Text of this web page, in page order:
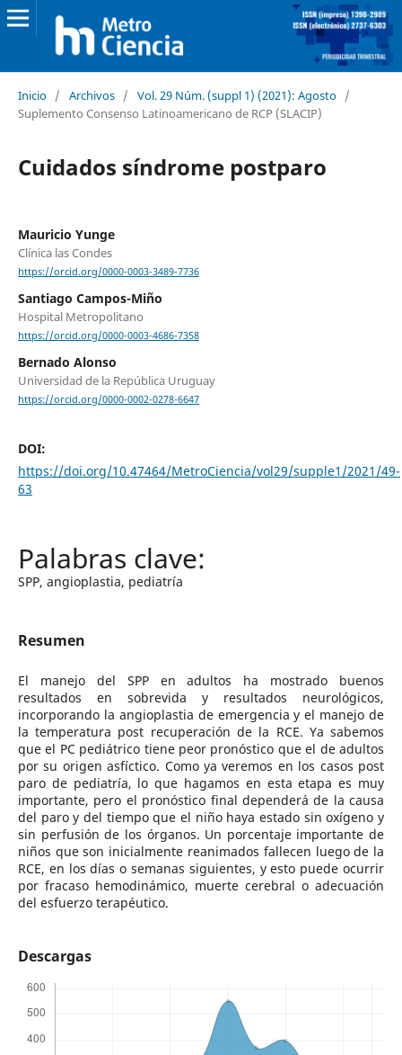
Inicio / Archivos / Vol. 29 Núm. (suppl 1) (2021): Agosto /
Suplemento Consenso Latinoamericano de RCP (SLACIP)
Cuidados síndrome postparo
Mauricio Yunge
Clínica las Condes
https://orcid.org/0000-0003-3489-7736
Santiago Campos-Miño
Hospital Metropolitano
https://orcid.org/0000-0003-4686-7358
Bernado Alonso
Universidad de la República Uruguay
https://orcid.org/0000-0002-0278-6647
DOI:
https://doi.org/10.47464/MetroCiencia/vol29/supple1/2021/49-
63
SPP, angioplastia, pediatría
Resumen
El manejo del SPP en adultos ha mostrado buenos
resultados en sobrevida y resultados neurológicos,
incorporando la angioplastia de emergencia y el manejo de
la temperatura post recuperación de la RCE. Ya sabemos
que el PC pediátrico tiene peor pronóstico que el de adultos
por su origen asfíctico. Como ya veremos en los casos post
paro de pediatría, lo que hagamos en esta etapa es muy
importante, pero el pronóstico final dependerá de la causa
del paro y del tiempo que el niño haya estado sin oxígeno y
sin perfusión de los órganos. Un porcentaje importante de
niños que son inicialmente reanimados fallecen luego de la
RCE, en los días o semanas siguientes, y esto puede ocurrir
por fracaso hemodinámico, muerte cerebral o adecuación
del esfuerzo terapéutico.
Descargas